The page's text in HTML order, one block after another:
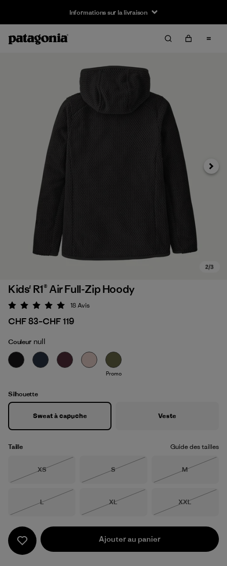
Informations sur la livraison
Kids' R1® Air Full-Zip Hoody
Évaluation: 5 / 5
18Avis
CHF 83–CHF 119
Couleur null
Promo
Silhouette
Sweat à capuche Veste
Taille Guide des tailles
Taille
XS
Taille
S
Taille
M
Taille
L
Taille
XL
Taille
XXL
Ajouter au panier